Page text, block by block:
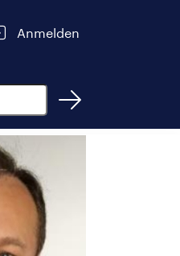
Anmelden